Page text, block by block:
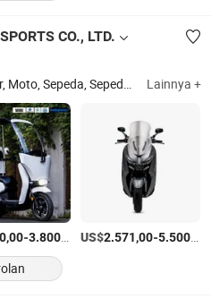
CO., LTD.
Sepeda listrik, Sepeda pit Lainnya +
-3.800,00 /Bagian
US$2.571,00-5.500,00